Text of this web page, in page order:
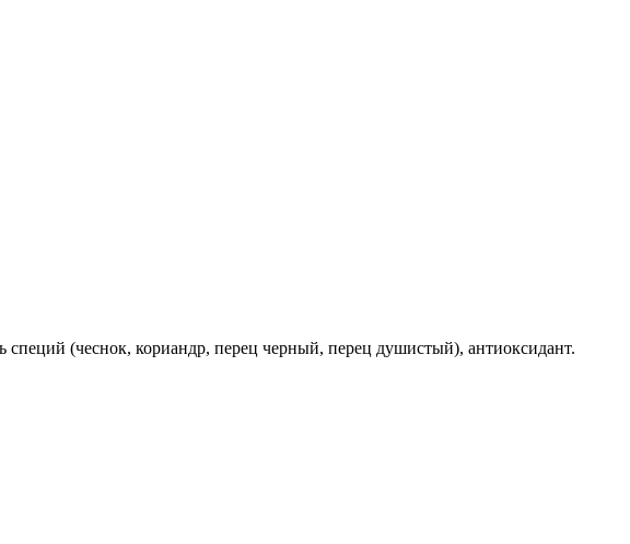
(чеснок, кориандр, перец черный, перец душистый), антиоксидант.